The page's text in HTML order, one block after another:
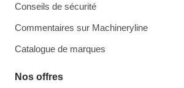
Conseils de sécurité
Commentaires sur Machineryline
Catalogue de marques
Nos offres